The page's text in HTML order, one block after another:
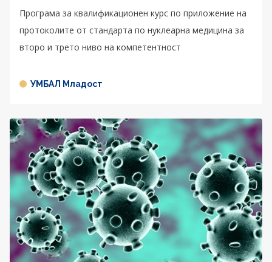
Програма за квалификационен курс по приложение на
протоколите от стандарта по нуклеарна медицина за
второ и трето ниво на компетентност
УМБАЛ Младост